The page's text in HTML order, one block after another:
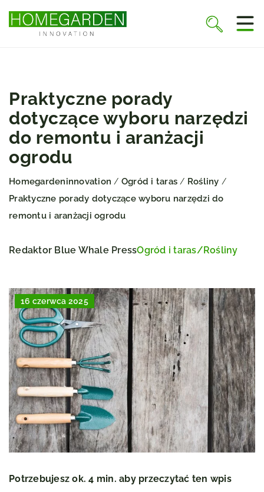
Praktyczne porady
dotyczące wyboru narzędzi
do remontu i aranżacji
ogrodu
Homegardeninnovation / Ogród i taras / Rośliny /
Praktyczne porady dotyczące wyboru narzędzi do
remontu i aranżacji ogrodu
Redaktor Blue Whale PressOgród i taras/Rośliny
16 czerwca 2025
Potrzebujesz ok. 4 min. aby przeczytać ten wpis